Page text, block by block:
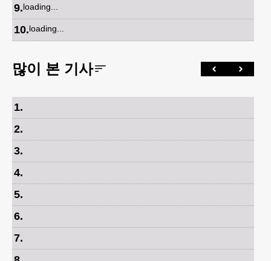
9.loading...
10.loading...
많이 본 기사
1.
2.
3.
4.
5.
6.
7.